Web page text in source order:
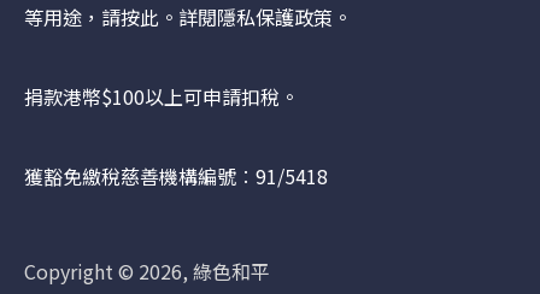
等用途，請按此 。詳閱隱私保護政策。
捐款港幣$100以上可申請扣稅。
獲豁免繳稅慈善機構編號︰91/5418
Copyright © 2026, 綠色和平